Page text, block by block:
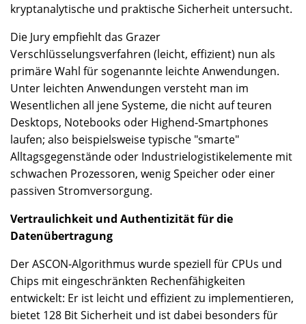
kryptanalytische und praktische Sicherheit untersucht.
Die Jury empfiehlt das Grazer
Verschlüsselungsverfahren (leicht, effizient) nun als
primäre Wahl für sogenannte leichte Anwendungen.
Unter leichten Anwendungen versteht man im
Wesentlichen all jene Systeme, die nicht auf teuren
Desktops, Notebooks oder Highend-Smartphones
laufen; also beispielsweise typische "smarte"
Alltagsgegenstände oder Industrielogistikelemente mit
schwachen Prozessoren, wenig Speicher oder einer
passiven Stromversorgung.
Vertraulichkeit und Authentizität für die
Datenübertragung
Der ASCON-Algorithmus wurde speziell für CPUs und
Chips mit eingeschränkten Rechenfähigkeiten
entwickelt: Er ist leicht und effizient zu implementieren,
bietet 128 Bit Sicherheit und ist dabei besonders für